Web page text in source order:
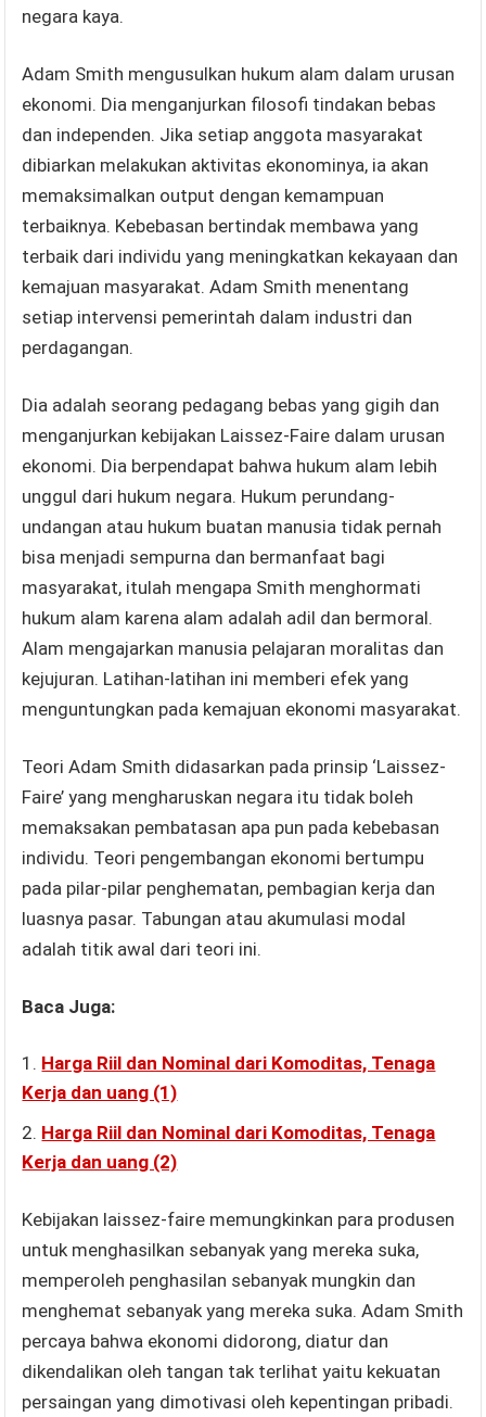
negara kaya.
Adam Smith mengusulkan hukum alam dalam urusan
ekonomi. Dia menganjurkan filosofi tindakan bebas
dan independen. Jika setiap anggota masyarakat
dibiarkan melakukan aktivitas ekonominya, ia akan
memaksimalkan output dengan kemampuan
terbaiknya. Kebebasan bertindak membawa yang
terbaik dari individu yang meningkatkan kekayaan dan
kemajuan masyarakat. Adam Smith menentang
setiap intervensi pemerintah dalam industri dan
perdagangan.
Dia adalah seorang pedagang bebas yang gigih dan
menganjurkan kebijakan Laissez-Faire dalam urusan
ekonomi. Dia berpendapat bahwa hukum alam lebih
unggul dari hukum negara. Hukum perundang-
undangan atau hukum buatan manusia tidak pernah
bisa menjadi sempurna dan bermanfaat bagi
masyarakat, itulah mengapa Smith menghormati
hukum alam karena alam adalah adil dan bermoral.
Alam mengajarkan manusia pelajaran moralitas dan
kejujuran. Latihan-latihan ini memberi efek yang
menguntungkan pada kemajuan ekonomi masyarakat.
Teori Adam Smith didasarkan pada prinsip ‘Laissez-
Faire’ yang mengharuskan negara itu tidak boleh
memaksakan pembatasan apa pun pada kebebasan
individu. Teori pengembangan ekonomi bertumpu
pada pilar-pilar penghematan, pembagian kerja dan
luasnya pasar. Tabungan atau akumulasi modal
adalah titik awal dari teori ini.
Baca Juga:
Harga Riil dan Nominal dari Komoditas, Tenaga
Kerja dan uang (1)
Harga Riil dan Nominal dari Komoditas, Tenaga
Kerja dan uang (2)
Kebijakan laissez-faire memungkinkan para produsen
untuk menghasilkan sebanyak yang mereka suka,
memperoleh penghasilan sebanyak mungkin dan
menghemat sebanyak yang mereka suka. Adam Smith
percaya bahwa ekonomi didorong, diatur dan
dikendalikan oleh tangan tak terlihat yaitu kekuatan
persaingan yang dimotivasi oleh kepentingan pribadi.